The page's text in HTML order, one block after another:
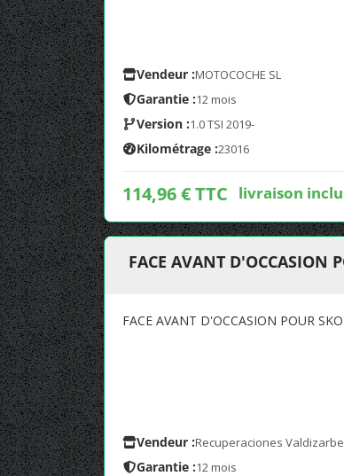
Vendeur :MOTOCOCHE SL
Garantie :12 mois
Version :1.0 TSI 2019-
Kilométrage :23016
114,96 € TTC livraison
FACE AVANT D'OCCASION
FACE AVANT D'OCCASION POUR
Vendeur :Recuperaciones Valdizarbe
Garantie :12 mois